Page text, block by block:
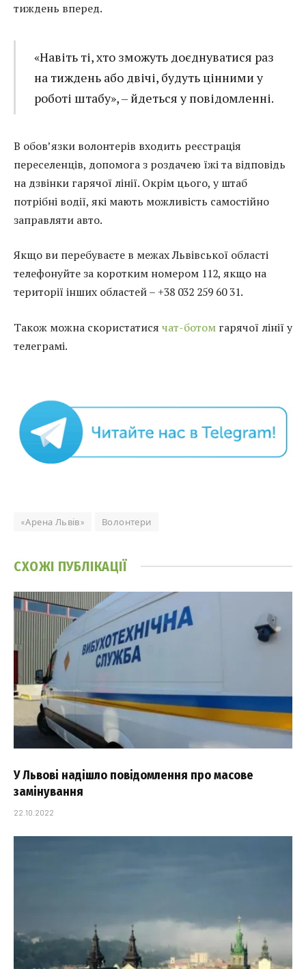
тиждень вперед.
«Навіть ті, хто зможуть доєднуватися раз
на тиждень або двічі, будуть цінними у
роботі штабу», – йдеться у повідомленні.
В обов’язки волонтерів входить реєстрація
переселенців, допомога з роздачею їжі та відповідь
на дзвінки гарячої лінії. Окрім цього, у штаб
потрібні водії, які мають можливість самостійно
заправляти авто.
Якщо ви перебуваєте в межах Львівської області
телефонуйте за коротким номером 112, якщо на
території інших областей – +38 032 259 60 31.
Також можна скористатися чат-ботом гарячої лінії у
телеграмі.
«Арена Львів» Волонтери
СХОЖІ ПУБЛІКАЦІЇ
У Львові надішло повідомлення про масове
замінування
22.10.2022